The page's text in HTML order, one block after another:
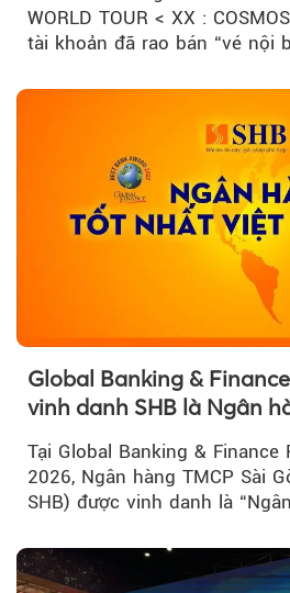
WORLD TOUR < XX :
tài khoản đã rao bán “vé nội
Global Banking &
vinh danh SHB là Ngân
Tại Global Banking & Finance
2026, Ngân hàng TMCP Sài
SHB) được vinh danh là